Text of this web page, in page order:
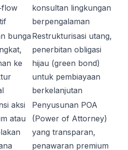
konsultan lingkungan
berpengalaman
bunga
ke
Restrukturisasi utang,
penerbitan obligasi
hijau (green bond)
untuk pembiayaan
berkelanjutan
aksi
atau
Penyusunan POA
(Power of Attorney)
yang transparan,
penawaran premium